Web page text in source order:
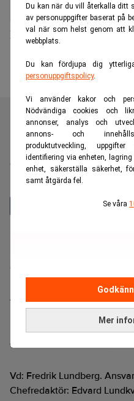
Du kan när du vill återkalla ditt
av personuppgifter baserat på
val när som helst genom att
webbplats.
Du kan fördjupa dig
personuppgiftspolicy.
Vi använder kakor och
Nödvändiga cookies och
annonser, analys och
annons- och
produktutveckling,
identifiering via enheten,
enhet, säkerställa säkerhet,
samt åtgärda fel.
Se våra
Mer
Ny vd och koncernchef i
Realtid är en oberoende
dig som vill fördjupa dig
näringslivsnyheter.
Cookiepolicy
Annonsera på Realtid
Pressmeddelanden
Ändra datainställningar
Vd: Fredrik Lundberg.
Chefredaktör: Edvard